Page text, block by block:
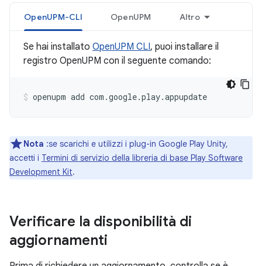
OpenUPM-CLI OpenUPM Altro
Se hai installato OpenUPM CLI, puoi installare il
registro OpenUPM con il seguente comando:
openupm add com.google.play.appupdate
Nota :se scarichi e utilizzi i plug-in Google Play Unity,
accetti i Termini di servizio della libreria di base Play Software
Development Kit.
Verificare la disponibilità di
aggiornamenti